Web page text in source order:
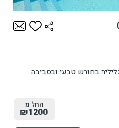
בחורש טבעי ובסביבה
החל מ
₪1200